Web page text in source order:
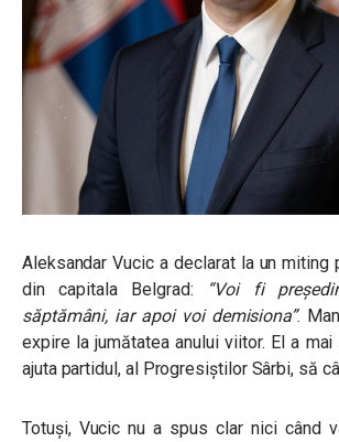
Aleksandar Vucic a declarat la un miting
din capitala Belgrad: “Voi fi
săptămâni, iar apoi voi demisiona”.
expire la jumătatea anului viitor. El a
ajuta partidul, al Progresiștilor Sârbi, să
Totuși, Vucic nu a spus clar nici când